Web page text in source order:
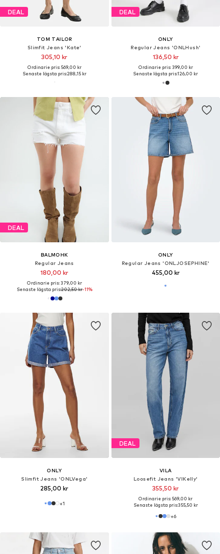
DEAL
TOM TAILOR
Slimfit Jeans 'Kate'
305,10 kr
Ordinarie pris: 569,00 kr
Senaste lägsta pris:288,15 kr
DEAL
ONLY
Regular Jeans 'ONLHush'
136,50 kr
Ordinarie pris: 399,00 kr
Senaste lägsta pris:126,00 kr
DEAL
BALMOHK
Regular Jeans
180,00 kr
Ordinarie pris: 379,00 kr
Senaste lägsta pris:202,50 kr-11%
ONLY
Regular Jeans 'ONLJOSEPHINE'
455,00 kr
ONLY
Slimfit Jeans 'ONLVega'
285,00 kr
+1
DEAL
VILA
Loosefit Jeans 'VIKelly'
355,50 kr
Ordinarie pris: 569,00 kr
Senaste lägsta pris:355,50 kr
+6